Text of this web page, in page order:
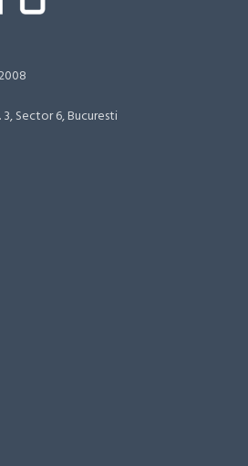
3, Sector 6, Bucuresti